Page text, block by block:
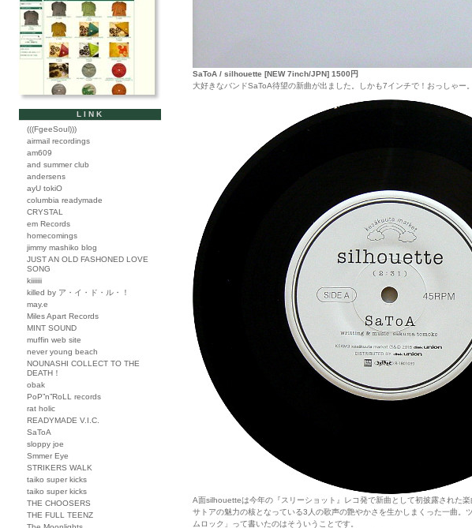
SaToA / silhouette [NEW 7inch/JPN] 1500円
大好きなバンドSaToA待望の新曲が出ました。しかも7インチで！おっしゃー
A面silhouetteは今年の『スリーショット』レコ発で新曲として初披露された楽
サトアの魅力の核となっている3人の歌声の艶やかさを生かしまくった一曲。
ムロック」って書いたのはそういうことです。
LINK
(((FgeeSoul)))
airmail recordings
am609
and summer club
andersens
ayU tokiO
columbia readymade
CRYSTAL
em Records
homecomings
jimmy mashiko blog
JUST AN OLD FASHONED LOVE
SONG
kiiiiiii
killed by ア・イ・ド・ル・！
may.e
Miles Apart Records
MINT SOUND
muffin web site
never young beach
NOUNASHI COLLECT TO THE
DEATH！
obak
PoP”n”RoLL records
rat holic
READYMADE V.I.C.
SaToA
sloppy joe
Smmer Eye
STRIKERS WALK
taiko super kicks
taiko super kicks
THE CHOOSERS
THE FULL TEENZ